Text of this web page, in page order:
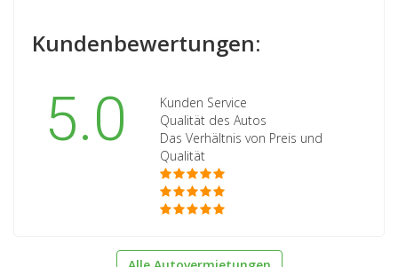
Kundenbewertungen:
5.0
Kunden Service
Qualität des Autos
Das Verhältnis von Preis und
Qualität